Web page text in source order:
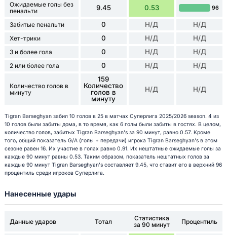
Ожидаемые голы без
пенальти
9.45 0.53 96
Забитые пенальти 0 Н/Д Н/Д
Хет-трики 0 Н/Д Н/Д
3 и более гола 0 Н/Д Н/Д
2 или более гола 0 Н/Д Н/Д
Количество голов в
минуту
159
Количество
голов в
минуту
Н/Д Н/Д
Tigran Barseghyan забил 10 голов в 25 в матчах Суперлига 2025/2026 season. 4 из
10 голов были забиты дома, в то время, как 6 голы были забиты в гостях. В целом,
количество голов, забитых Tigran Barseghyan's за 90 минут, равно 0.57. Кроме
того, общий показатель G/A (голы + передачи) игрока Tigran Barseghyan's в этом
сезоне равен 16. Их участие в голах равно 0.91. Их нештатные ожидаемые голы за
каждые 90 минут равны 0.53. Таким образом, показатель нештатных голов за
каждые 90 минут Tigran Barseghyan's составляет 9.45, что ставит его в верхний 96
процентиль среди игроков Суперлига.
Нанесенные удары
Данные ударов Тотал
Статистика
за 90 минут
Процентиль